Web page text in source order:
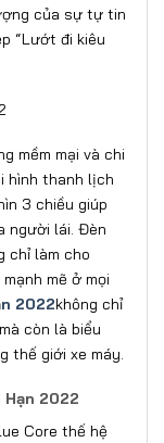
của sự tự tin
“Lướt đi kiêu
mềm mại và chi
hình thanh lịch
3 chiều giúp
người lái. Đèn
chỉ làm cho
mẽ ở mọi
2022không chỉ
còn là biểu
thế giới xe máy.
2022
Core thế hệ